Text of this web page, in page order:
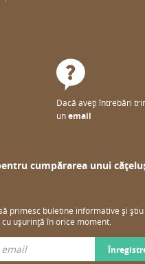
Dacă aveți întrebări
unemail
cumpărarea unui
primesc buletine informative și știu
ușurință în orice moment.